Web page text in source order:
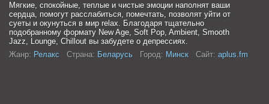
Мягкие, спокойные, теплые и чистые эмоции наполнят ваши
сердца, помогут расслабиться, помечтать, позволят уйти от
суеты и окунуться в мир relax. Благодаря тщательно
подобранному формату New Age, Soft Pop, Ambient, Smooth
Jazz, Lounge, Chillout вы забудете о депрессиях.
Жанр: Релакс Страна: Беларусь Город: Минск Сайт: aplus.fm